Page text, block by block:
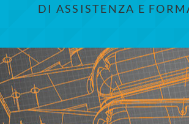
DI ASSISTENZA E